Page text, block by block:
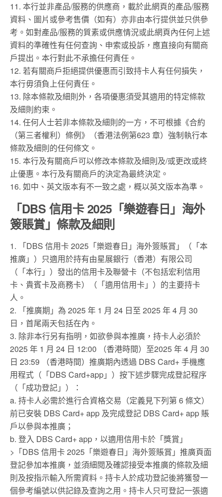
11. 本行並非產品/服務的供應商，載於此網頁的產品/服務
資料、圖片或參考售價（如有）亦非由本行提供並只供參
考。如對產品/服務的質素或供應情況或此網頁內任何上述
資料的準確性有任何查詢、申索或投訴，應直接向有關商
戶提出。本行對此不承擔任何責任。
12. 若有關商戶拒絕提供優惠而引致持卡人有任何損失，
本行毋須負上任何責任。
13. 除本條款及細則外，各項優惠須受其適用的特定條款
及細則約束。
14. 任何人士若非本條款及細則的一方，不可根據《合約
（第三者權利）條例》（香港法例第623 章）強制執行本
條款及細則的任何條文。
15. 本行及有關商戶可以修改本條款及細則及/或更改或終
止優惠。本行及有關商戶的決定為最終決定。
16. 如中、英文版本有不一致之處，概以英文版本為準。
「DBS 信用卡 2025「樂遊春日」海外
簽賬賞」條款及細則
1. 「DBS 信用卡 2025「樂遊春日」海外簽賬賞」（「本
推廣」）只適用於持有由星展銀行（香港）有限公司
（「本行」）發出的信用卡及聯營卡（不包括宏利信用
卡、貴賓卡及商務卡）（「適用信用卡」）的主要持卡
人。
2. 「推廣期」為 2025 年 1 月 24 日至 2025 年 4 月 30
日，首尾兩天包括在內。
3. 除非本行另有指明，如欲參與本推廣，持卡人必須於
2025 年 1 月 24 日 12:00 （香港時間）至2025 年 4 月 30
日 23:59 （香港時間）推廣期內透過 DBS Card+ 手機應
用程式（「DBS Card+app」）按下述步驟完成登記程序
（「成功登記」）：
a. 持卡人必需於進行合資格交易（定義見下列第 6 條文）
前已安裝 DBS Card+ app 及完成登記 DBS Card+ app 賬
戶以參與本推廣；
b. 登入 DBS Card+ app，以適用信用卡於「獎賞」
>「DBS 信用卡 2025「樂遊春日」海外簽賬賞」推廣頁面
登記參加本推廣，並須細閱及確認接受本推廣的條款及細
則及按指示輸入所需資料。持卡人於成功登記後將獲發一
個參考編號以供記錄及查詢之用。持卡人只可登記一張適